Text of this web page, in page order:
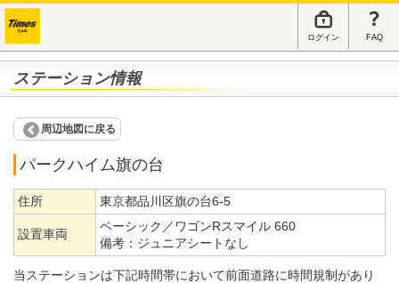
ログイン FAQ
ステーション情報
周辺地図に戻る
パークハイム旗の台
住所 東京都品川区旗の台6-5
設置車両
ベーシック／ワゴンRスマイル 660
備考： ジュニアシートなし
当ステーションは下記時間帯において前面道路に時間規制があり